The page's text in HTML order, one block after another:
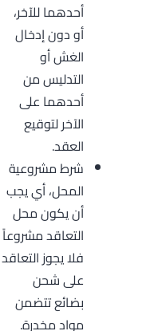
أحدهما للآخر،
أو دون إدخال
الغش أو
التدليس من
أحدهما على
الآخر لتوقيع
العقد.
شرط مشروعية
المحل، أي يجب
أن يكون محل
التعاقد مشروعاً
فلا يجوز التعاقد
على شحن
بضائع تتضمن
مواد مخدرة.